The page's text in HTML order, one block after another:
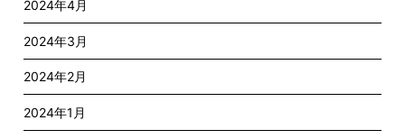
2024年4月
2024年3月
2024年2月
2024年1月